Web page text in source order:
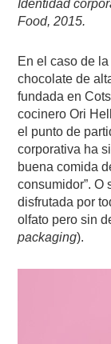
Identidad
Food, 2015.
En el caso de
chocolate de
fundada en
cocinero Ori
el punto de
corporativa ha
buena comida
consumidor”. O
disfrutada por
olfato pero sin
packaging).